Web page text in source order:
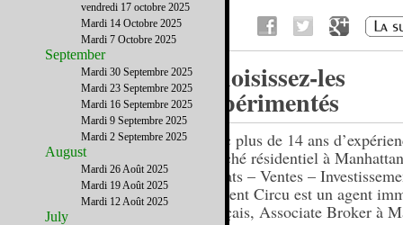
Choisissez-les
expérimentés
Avec plus de 14 ans
marché résidentiel à
Achats – Ventes –
Laurent Circu est un agent
français, Associate Broker à
vendredi 17 octobre 2025
Mardi 14 Octobre 2025
Mardi 7 Octobre 2025
September
Mardi 30 Septembre 2025
Mardi 23 Septembre 2025
Mardi 16 Septembre 2025
Mardi 9 Septembre 2025
Mardi 2 Septembre 2025
August
Mardi 26 Août 2025
Mardi 19 Août 2025
Mardi 12 Août 2025
July